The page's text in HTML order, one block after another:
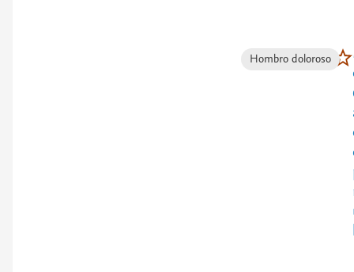
Hombro doloroso